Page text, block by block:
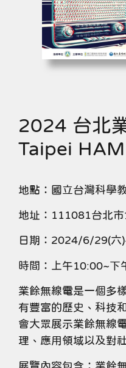
2024 台北
Taipei
地點：國立台灣科學
地址：111081台北
日期：2024/6/29(六
時間：上午10:00~下
業餘無線電是一個多
有豐富的歷史、科技
會大眾展示業餘無線
理、應用領域以及對